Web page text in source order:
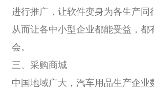
进行推广，让软件变身为各生产同
从而让各中小型企业都能受益，都
会。
三、采购商城
中国地域广大，汽车用品生产企业